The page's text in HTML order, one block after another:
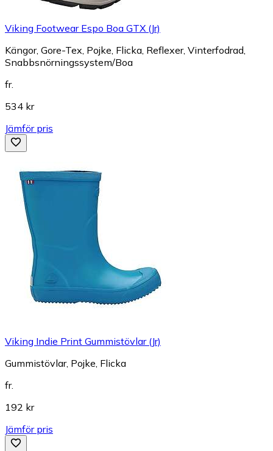
Viking Footwear Espo Boa GTX (Jr)
Kängor, Gore-Tex, Pojke, Flicka, Reflexer, Vinterfodrad,
Snabbsnörningssystem/Boa
fr.
534 kr
Jämför pris
Viking Indie Print Gummistövlar (Jr)
Gummistövlar, Pojke, Flicka
fr.
192 kr
Jämför pris